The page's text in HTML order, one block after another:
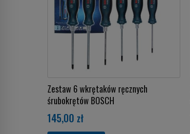
Zestaw 6 wkrętaków ręcznych
śrubokrętów BOSCH
145,00 zł